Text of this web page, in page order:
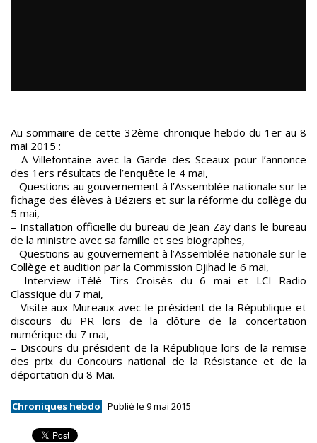
Au sommaire de cette 32ème chronique hebdo du 1er au 8
mai 2015 :
– A Villefontaine avec la Garde des Sceaux pour l’annonce
des 1ers résultats de l’enquête le 4 mai,
– Questions au gouvernement à l’Assemblée nationale sur le
fichage des élèves à Béziers et sur la réforme du collège du
5 mai,
– Installation officielle du bureau de Jean Zay dans le bureau
de la ministre avec sa famille et ses biographes,
– Questions au gouvernement à l’Assemblée nationale sur le
Collège et audition par la Commission Djihad le 6 mai,
– Interview iTélé Tirs Croisés du 6 mai et LCI Radio
Classique du 7 mai,
– Visite aux Mureaux avec le président de la République et
discours du PR lors de la clôture de la concertation
numérique du 7 mai,
– Discours du président de la République lors de la remise
des prix du Concours national de la Résistance et de la
déportation du 8 Mai.
Chroniques hebdo Publié le 9 mai 2015